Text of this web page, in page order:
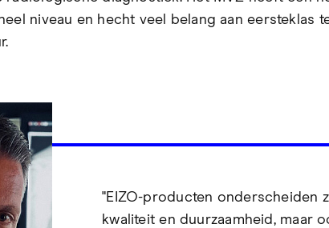
niveau en hecht veel belang aan eersteklas
"EIZO-producten onderscheiden
kwaliteit en duurzaamheid, maar